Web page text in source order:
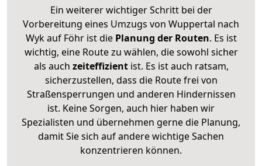
Ein weiterer wichtiger Schritt bei der
Vorbereitung eines Umzugs von Wuppertal nach
Wyk auf Föhr ist diePlanung der Routen. Es ist
wichtig, eine Route zu wählen, die sowohl sicher
als auch zeiteffizientist. Es ist auch ratsam,
sicherzustellen, dass die Route frei von
Straßensperrungen und anderen Hindernissen
ist. Keine Sorgen, auch hier haben wir
Spezialisten und übernehmen gerne die Planung,
damit Sie sich auf andere wichtige Sachen
konzentrieren können.